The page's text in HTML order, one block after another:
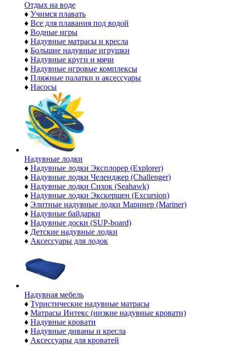
Отдых на воде
♦ Учимся плавать
♦ Все для плавания под водой
♦ Водные игры
♦ Надувные матрасы и кресла
♦ Большие надувные игрушки
♦ Надувные круги и мячи
♦ Надувные игровые комплексы
♦ Пляжные палатки и аксессуары
♦ Насосы
Надувные лодки
♦ Надувные лодки Эксплорер (Explorer)
♦ Надувные лодки Челенджер (Challenger)
♦ Надувные лодки Сихок (Seahawk)
♦ Надувные лодки Экскершен (Excursion)
♦ Элитные надувные лодки Маринер (Mariner)
♦ Надувные байдарки
♦ Надувные доски (SUP-board)
♦ Детские надувные лодки
♦ Аксессуары для лодок
Надувная мебель
♦ Туристические надувные матрасы
♦ Матрасы Интекс (низкие надувные кровати)
♦ Надувные кровати
♦ Надувные диваны и кресла
♦ Аксессуары для кроватей